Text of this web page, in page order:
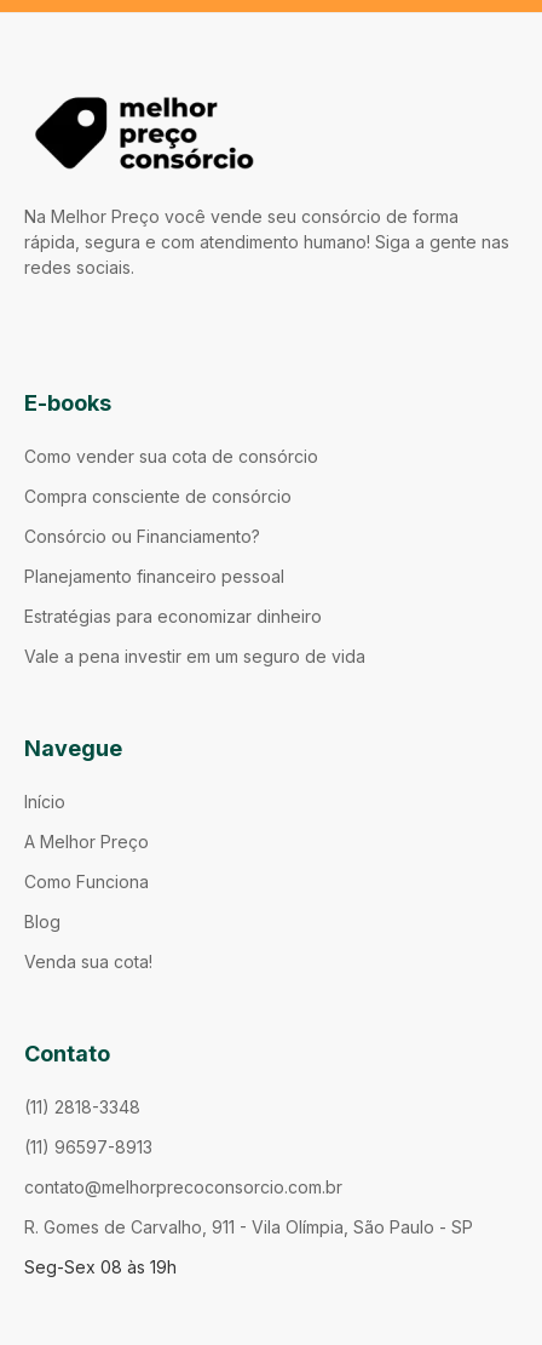
Na Melhor Preço você vende seu consórcio de forma
rápida, segura e com atendimento humano! Siga a gente nas
redes sociais.
E-books
Como vender sua cota de consórcio
Compra consciente de consórcio
Consórcio ou Financiamento?
Planejamento financeiro pessoal
Estratégias para economizar dinheiro
Vale a pena investir em um seguro de vida
Navegue
Início
A Melhor Preço
Como Funciona
Blog
Venda sua cota!
Contato
(11) 2818-3348
(11) 96597-8913
contato@melhorprecoconsorcio.com.br
R. Gomes de Carvalho, 911 - Vila Olímpia, São Paulo - SP
Seg-Sex 08 às 19h